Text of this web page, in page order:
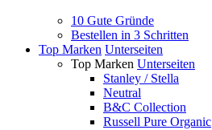
10 Gute Gründe
Bestellen in 3 Schritten
Top Marken Unterseiten
Top Marken Unterseiten
Stanley / Stella
Neutral
B&C Collection
Russell Pure Organic